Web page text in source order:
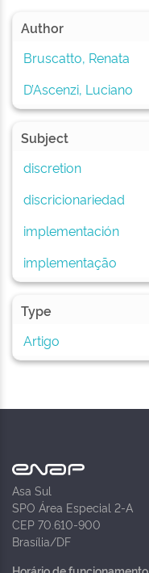
Author
Bruscatto, Renata
D’Ascenzi, Luciano
Subject
discretion
discricionariedad
implementación
implementação
Type
Artigo
Asa Sul
SPO Área Especial 2-A
CEP 70.610-900
Brasília/DF